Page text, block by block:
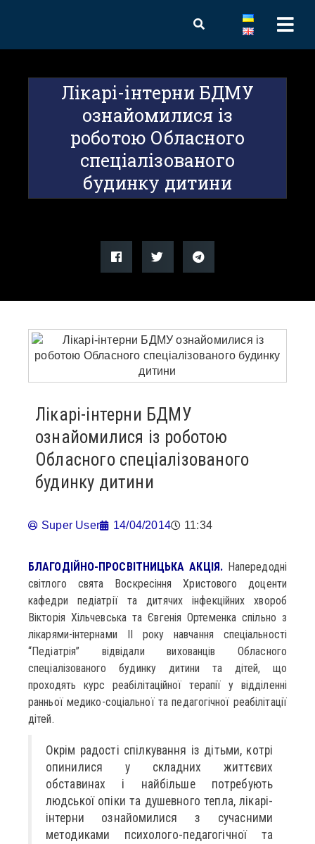
Лікарі-інтерни БДМУ
ознайомилися із
роботою Обласного
спеціалізованого
будинку дитини
Лікарі-інтерни БДМУ
ознайомилися із роботою
Обласного спеціалізованого
будинку дитини
Super User 14/04/2014 11:34
БЛАГОДІЙНО-ПРОСВІТНИЦЬКА АКЦІЯ.Напередодні
світлого свята Воскресіння Христового доценти
кафедри педіатрії та дитячих інфекційних хвороб
Вікторія Хільчевська та Євгенія Ортеменка спільно з
лікарями-інтернами ІІ року навчання спеціальності
“Педіатрія” відвідали вихованців Обласного
спеціалізованого будинку дитини та дітей, що
проходять курс реабілітаційної терапії у відділенні
ранньої медико-соціальної та педагогічної реабілітації
дітей.
Окрім радості спілкування із дітьми, котрі
опинилися у складних життєвих
обставинах і найбільше потребують
людської опіки та душевного тепла, лікарі-
інтерни ознайомилися з сучасними
методиками психолого-педагогічної та